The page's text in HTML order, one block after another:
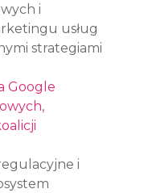
i
usług
strategiami
Google
i